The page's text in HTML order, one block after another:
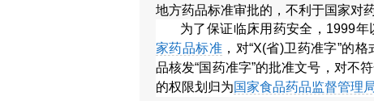
地方药品标准审批的，不利于国家对
为了保证临床用药安全，1999
家药品标准 ，对“X(省)卫药准字”的
品核发“国药准字”的批准文号，对不
的权限划归为国家食品药品监督管理